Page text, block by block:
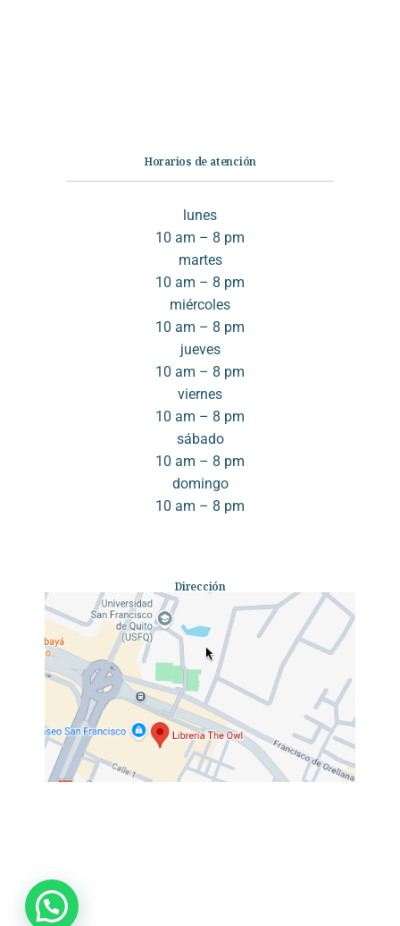
Horarios de atención
lunes
10 am – 8 pm
martes
10 am – 8 pm
miércoles
10 am – 8 pm
jueves
10 am – 8 pm
viernes
10 am – 8 pm
sábado
10 am – 8 pm
domingo
10 am – 8 pm
Dirección